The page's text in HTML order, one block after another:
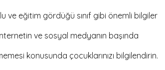
ve eğitim gördüğü sınıf gibi önemli bilgiler
ve sosyal medyanın başında
konusunda çocuklarınızı bilgilendirin.